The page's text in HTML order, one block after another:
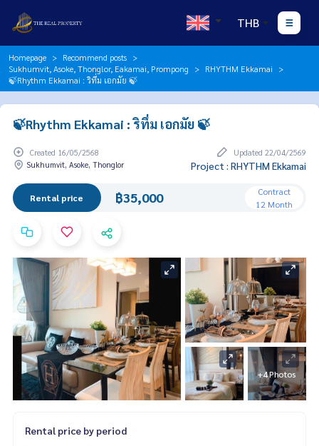
THB
Homepage
Recommend posts
Sukhumvit, Asoke, Thonglor, Eakamai, Prompong
RHYTHM Ekkamai
🍃Rhythm Ekkamai : ริทึ่ม เอกมัย 🍃
🍃Rhythm Ekkamai : ริทึ่ม เอกมัย 🍃
Created 16/05/2568
Updated 22/04/2569
Sukhumvit, Asoke, Thonglor
Project : RHYTHM Ekkamai
Rental price ฿35,000
Contract
12 Month
+4 Photos
Rental price by period